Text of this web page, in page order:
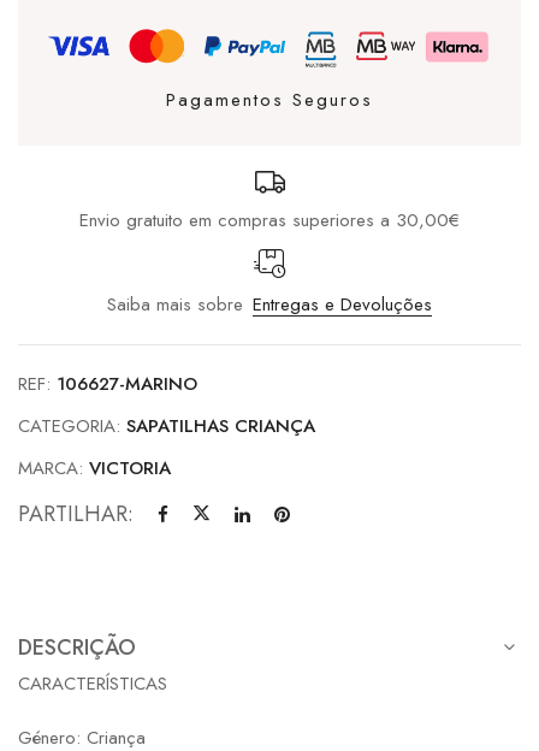
Marino
Pagamentos Seguros
Envio gratuito em compras superiores a 30,00€
Saiba mais sobre Entregas e Devoluções
REF: 106627-MARINO
CATEGORIA: SAPATILHAS CRIANÇA
MARCA: VICTORIA
PARTILHAR:
DESCRIÇÃO
CARACTERÍSTICAS
Género: Criança